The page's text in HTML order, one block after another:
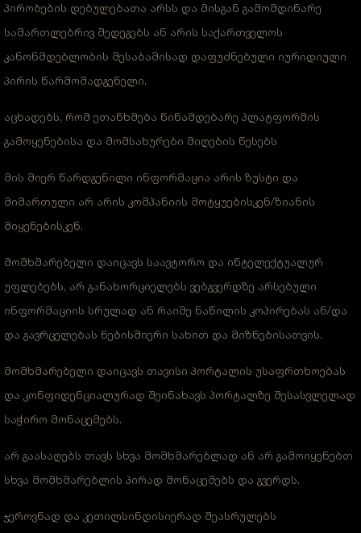
პირობების დებულებათა არსს და მისგან გამომდინარე
სამართლებრივ შედეგებს ან არის საქართველოს
კანონმდებლობის შესაბამისად დაფუძნებული იურიდიული
პირის წარმომადგენელი.
აცხადებს, რომ ეთანხმება წინამდებარე პლატფორმის
გამოყენებისა და მომსახურები მიღების წესებს
მის მიერ წარდგენილი ინფორმაცია არის ზუსტი და
მიმართული არ არის კომპანიის მოტყუებისკენ/ზიანის
მიყენებისკენ.
მომხმარებელი დაიცავს საავტორო და ინტელექტუალურ
უფლებებს, არ განახორციელებს ვებგვერდზე არსებული
ინფორმაციის სრულად ან რაიმე ნაწილის კოპირებას ან/და
და გავრცელებას ნებისმიერი სახით და მიზნებისათვის.
მომხმარებელი დაიცავს თავისი პორტალის უსაფრთხოებას
და კონფიდენციალურად შეინახავს პორტალზე შესასვლელად
საჭირო მონაცემებს.
არ გაასაღებს თავს სხვა მომხმარებლად ან არ გამოიყენებთ
სხვა მომხმარებლის პირად მონაცემებს და გვერდს.
ჯეროვნად და კეთილსინდისიერად შეასრულებს